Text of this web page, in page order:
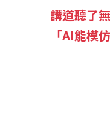
講道聽了
「AI能模